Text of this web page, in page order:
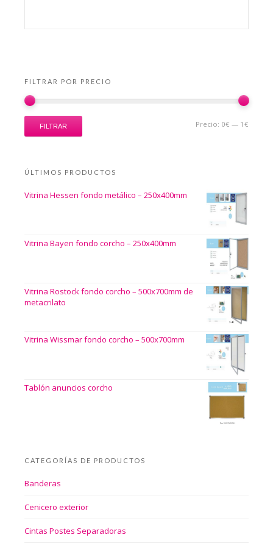
FILTRAR POR PRECIO
FILTRAR Precio: 0€ — 1€
ÚLTIMOS PRODUCTOS
Vitrina Hessen fondo metálico – 250x400mm
Vitrina Bayen fondo corcho – 250x400mm
Vitrina Rostock fondo corcho – 500x700mm de
metacrilato
Vitrina Wissmar fondo corcho – 500x700mm
Tablón anuncios corcho
CATEGORÍAS DE PRODUCTOS
Banderas
Cenicero exterior
Cintas Postes Separadoras